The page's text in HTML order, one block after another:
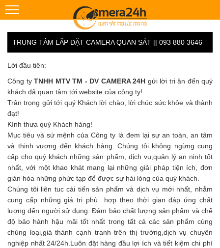
TRUNG TÂM LẮP ĐẶT CAMERA QUAN SÁT || 093 880 3646
Lời đầu tiên:
Công ty TNHH MTV TM - DV CAMERA 24H gửi lời tri ân đến quý
khách đã quan tâm tới website của công ty!
Trân trọng gửi tới quý Khách lời chào, lời chúc sức khỏe và thành
đạt!
Kính thưa quý Khách hàng!
Mục tiêu và sứ mệnh của Công ty là đem lại sự an toàn, an tâm
và thịnh vượng đến khách hàng. Chúng tôi không ngừng cung
cấp cho quý khách những sản phẩm, dịch vụ,quản lý an ninh tốt
nhất, với một khao khát mang lại những giải pháp tiện ích, đơn
giản hóa những phức tạp để được sự hài lòng của quý khách.
Chúng tôi liên tuc cải tiến sản phẩm và dịch vụ mới nhất, nhằm
cung cấp những giá trị phù hợp theo thời gian đáp ứng chất
lượng đến người sử dụng. Đảm bảo chất lượng sản phẩm và chế
độ bảo hành hậu mãi tốt nhất trong tất cả các sản phẩm cùng
chủng loại,giá thành cạnh tranh trên thị trường,dịch vụ chuyên
nghiệp nhất 24/24h.Luôn đặt hàng đầu lợi ích và tiết kiệm chi phí